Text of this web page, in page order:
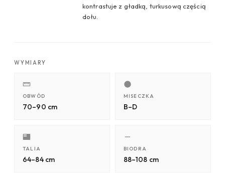
kontrastuje z gładką, turkusową częścią
dołu.
WYMIARY
OBWÓD
70–90 cm
MISECZKA
B–D
TALIA
64–84 cm
BIODRA
88–108 cm